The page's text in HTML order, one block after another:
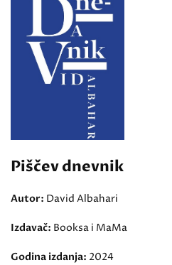
Piščev dnevnik
Autor: David Albahari
Izdavač: Booksa i MaMa
Godina izdanja: 2024